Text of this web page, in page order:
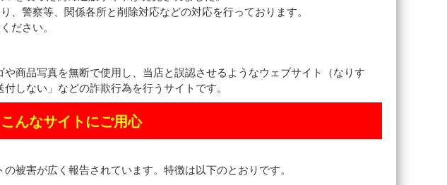
、警察等、関係各所と削除対応などの対応を行っております。
ださい。
商品写真を無断で使用し、当店と誤認させるようなウェブサイト（なりす
しない」などの詐欺行為を行うサイトです。
こんなサイトにご用心
被害が広く報告されています。特徴は以下のとおりです。